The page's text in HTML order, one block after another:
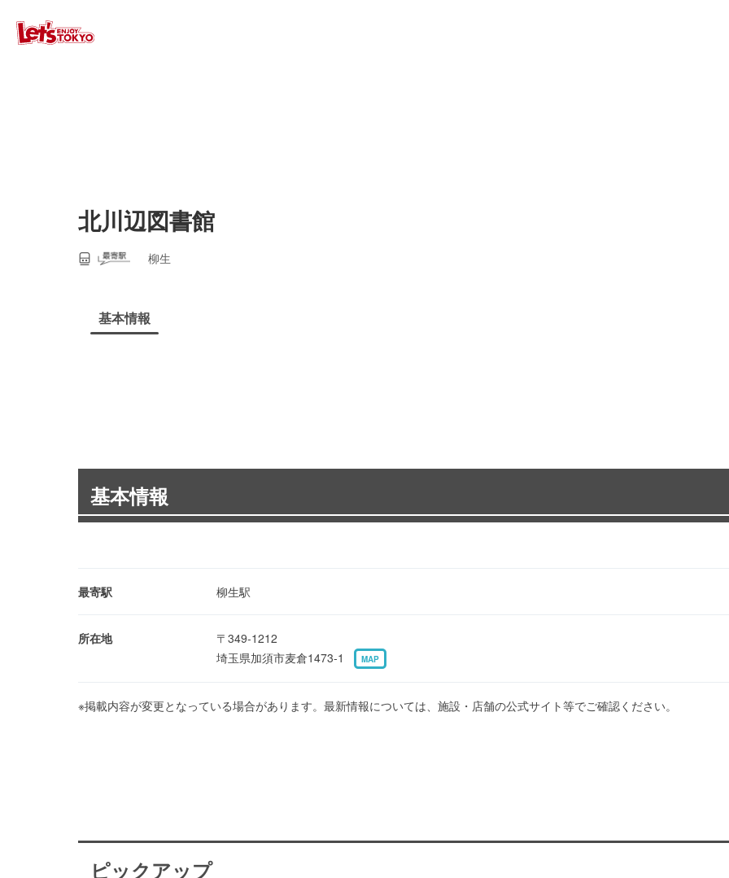
北川辺図書館
柳生
基本情報
基本情報
最寄駅 柳生駅
所在地
〒349-1212
埼玉県加須市麦倉1473-1
MAP
※掲載内容が変更となっている場合があります。最新情報については、施設・店舗の公式サイト等でご確認ください。
ピックアップ